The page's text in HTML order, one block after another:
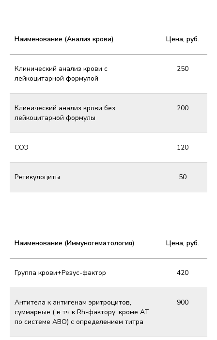
Наименование (Анализ крови) Цена, руб.
Клинический анализ крови с
лейкоцитарной формулой
250
Клинический анализ крови без
лейкоцитарной формулы
200
СОЭ 120
Ретикулоциты 50
Наименование (Иммуногематология) Цена, руб.
Группа крови+Резус-фактор 420
Антитела к антигенам эритроцитов,
суммарные ( в тч к Rh-фактору, кроме АТ
по системе АВО) с определением титра
900